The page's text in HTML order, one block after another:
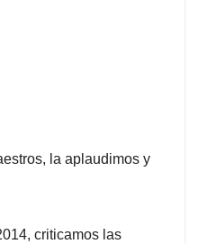
la aplaudimos y
criticamos las